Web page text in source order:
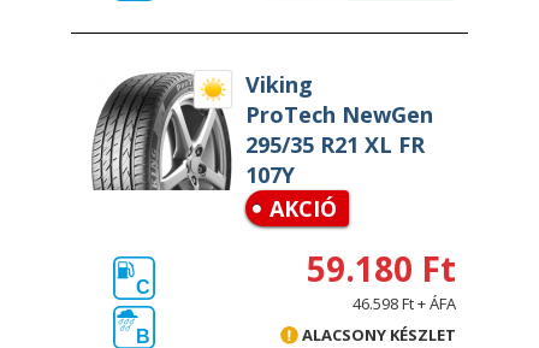
Viking
ProTech NewGen
295/35 R21 XL FR
107Y
AKCIÓ
C
B
59.180 Ft
46.598 Ft + ÁFA
ALACSONY KÉSZLET